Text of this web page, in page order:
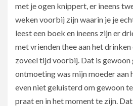
met je ogen knippert, er ineens
weken voorbij zijn waarin je je
leest een boek en ineens zijn er
met vrienden thee aan het
zoveel tijd voorbij. Dat is gewoon
ontmoeting was mijn moeder aan
even niet geluisterd om gewoon
praat en in het moment te zijn.